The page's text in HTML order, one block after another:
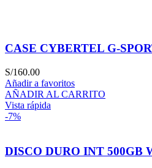
CASE CYBERTEL G-
S/160.00
Añadir a favoritos
AÑADIR AL CARRITO
Vista rápida
-7%
DISCO DURO INT 500GB